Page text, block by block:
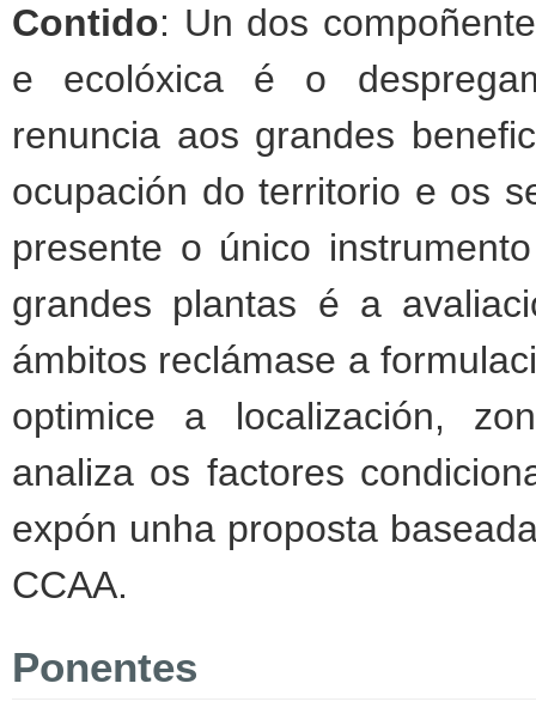
Contido: Un dos
e ecolóxica é o
renuncia aos grandes
ocupación do territorio e os
presente o único
grandes plantas é a
ámbitos reclámase a
optimice a localización,
analiza os factores
expón unha proposta
CCAA.
Ponentes